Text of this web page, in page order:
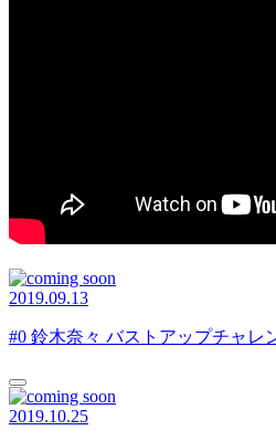
2019.09.13
#0 鈴木奈々 バストアップチャレ
2019.10.25